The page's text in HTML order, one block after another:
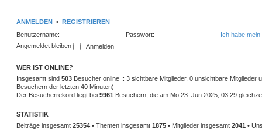
ANMELDEN • REGISTRIEREN
Benutzername:
Passwort:
Ich habe
Angemeldet bleiben
WER IST ONLINE?
Insgesamt sind 503 Besucher online :: 3 sichtbare Mitglieder, 0 unsichtbare Mitglieder
Besuchern der letzten 40 Minuten)
Der Besucherrekord liegt bei 9961 Besuchern, die am Mo 23. Jun 2025, 03:29
STATISTIK
Beiträge insgesamt 25354 • Themen insgesamt 1875 • Mitglieder insgesamt 2041 •